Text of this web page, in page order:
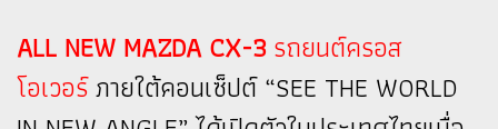
ALL NEW MAZDA CX-3รถยนต์ครอส
โอเวอร์ภายใต้คอนเซ็ปต์ “SEE THE WORLD